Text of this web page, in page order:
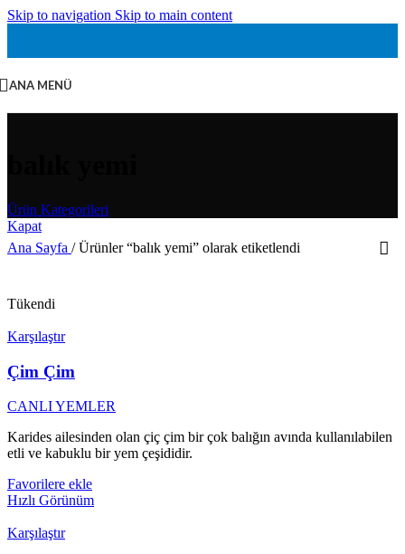
Skip to navigation Skip to main content
ANA MENÜ
Ürün Kategorileri
Kapat
Ana Sayfa / Ürünler “balık yemi” olarak etiketlendi
Tükendi
Karşılaştır
Çim Çim
CANLI YEMLER
Karides ailesinden olan çiç çim bir çok balığın avında kullanılabilen
etli ve kabuklu bir yem çeşididir.
Favorilere ekle
Hızlı Görünüm
Karşılaştır